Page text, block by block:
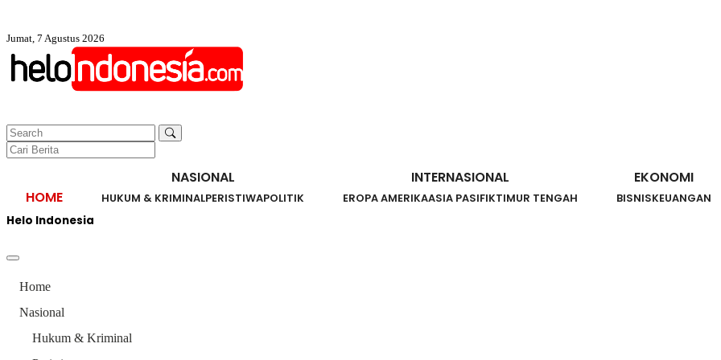
Jumat, 7 Agustus 2026
HOME
NASIONAL
HUKUM & KRIMINALPERISTIWAPOLITIK
INTERNASIONAL
EROPA AMERIKAASIA PASIFIKTIMUR TENGAH
EKONOMI
BISNISKEUANGAN
Helo Indonesia
Home
Nasional
Hukum & Kriminal